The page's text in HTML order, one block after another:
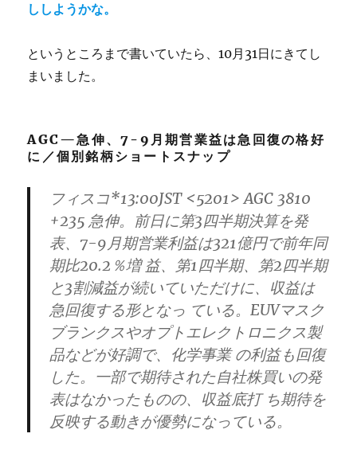
ししようかな。
というところまで書いていたら、10月31日にきてし
まいました。
AGC—急伸、7-9月期営業益は急回復の格好
に／個別銘柄ショートスナップ
フィスコ*13:00JST <5201> AGC 3810
+235 急伸。前日に第3四半期決算を発
表、7-9月期営業利益は321億円で前年同
期比20.2％増 益、第1四半期、第2四半期
と3割減益が続いていただけに、収益は
急回復する形となっ ている。EUVマスク
ブランクスやオプトエレクトロニクス製
品などが好調で、化学事業 の利益も回復
した。一部で期待された自社株買いの発
表はなかったものの、収益底打 ち期待を
反映する動きが優勢になっている。